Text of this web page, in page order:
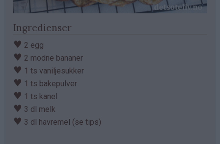
Ingredienser
♥ 2 egg
♥ 2 modne bananer
♥ 1 ts vaniljesukker
♥ 1 ts bakepulver
♥ 1 ts kanel
♥ 3 dl melk
♥ 3 dl havremel (se tips)